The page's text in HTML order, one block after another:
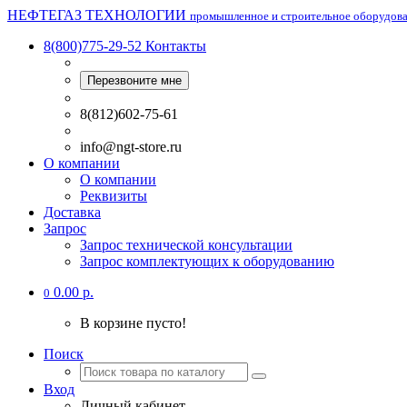
НЕФТЕГАЗ ТЕХНОЛОГИИ промышленное и строительное
8(800)775-29-52 Контакты
Перезвоните мне
8(812)602-75-61
info@ngt-store.ru
О компании
О компании
Реквизиты
Доставка
Запрос
Запрос технической консультации
Запрос комплектующих к оборудованию
0 0.00 р.
В корзине пусто!
Поиск
Вход